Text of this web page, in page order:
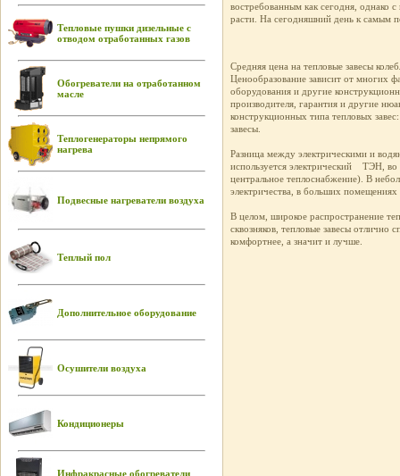
Тепловые пушки дизельные с
отводом отработанных газов
Обогреватели на отработанном
масле
Теплогенераторы непрямого
нагрева
Подвесные нагреватели воздуха
Теплый пол
Дополнительное оборудование
Осушители воздуха
Кондиционеры
Инфракрасные обогреватели
востребованным как сегодня, однако
расти. На сегодняшний день к самым
Средняя цена на тепловые завесы
Ценообразование зависит от многих
оборудования и другие
производителя, гарантия и другие
конструкционных типа тепловых
завесы.
Разница между электрическими и
используется электрический ТЭН, во
центральное теплоснабжение). В
электричества, в больших
В целом, широкое распространение
сквозняков, тепловые завесы отлично
комфортнее, а значит и лучше.